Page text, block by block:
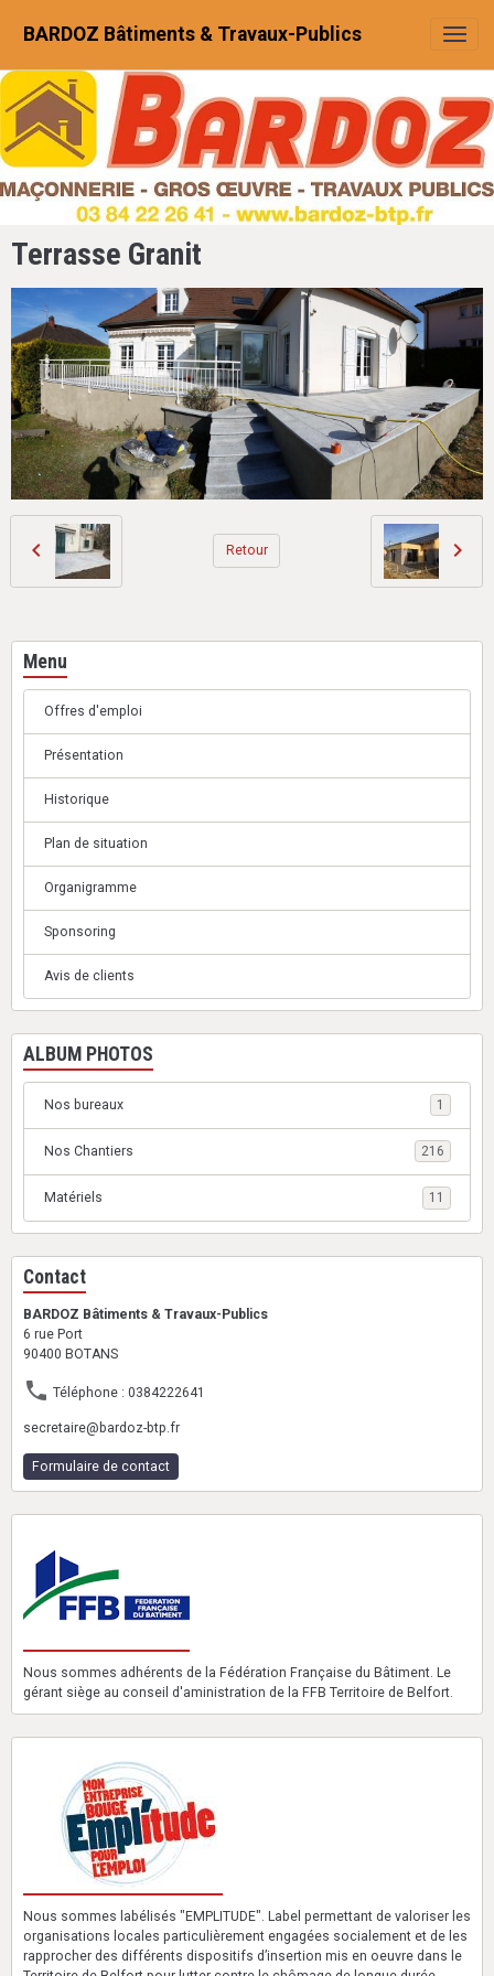
BARDOZ Bâtiments & Travaux-Publics
Terrasse Granit
Retour
Menu
Offres d'emploi
Présentation
Historique
Plan de situation
Organigramme
Sponsoring
Avis de clients
ALBUM PHOTOS
Nos bureaux 1
Nos Chantiers 216
Matériels 11
Contact
BARDOZ Bâtiments & Travaux-Publics
6 rue Port
90400 BOTANS
Téléphone : 0384222641
secretaire@bardoz-btp.fr
Formulaire de contact
Nous sommes adhérents de la Fédération Française du Bâtiment. Le
gérant siège au conseil d'aministration de la FFB Territoire de Belfort.
Nous sommes labélisés "EMPLITUDE". Label permettant de valoriser les
organisations locales particulièrement engagées socialement et de les
rapprocher des différents dispositifs d’insertion mis en oeuvre dans le